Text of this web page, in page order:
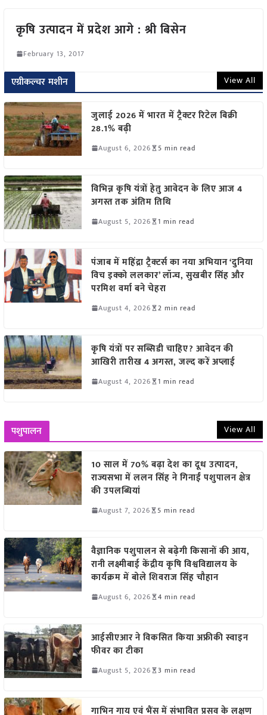
कृषि उत्पादन में प्रदेश आगे : श्री बिसेन
February 13, 2017
एग्रीकल्चर मशीन View All
जुलाई 2026 में भारत में ट्रैक्टर रिटेल बिक्री
28.1% बढ़ी
August 6, 2026 5 min read
विभिन्न कृषि यंत्रों हेतु आवेदन के लिए आज 4
अगस्त तक अंतिम तिथि
August 5, 2026 1 min read
पंजाब में महिंद्रा ट्रैक्टर्स का नया अभियान ‘दुनिया
विच इक्को ललकार’ लॉन्च, सुखबीर सिंह और
परमिश वर्मा बने चेहरा
August 4, 2026 2 min read
कृषि यंत्रों पर सब्सिडी चाहिए? आवेदन की
आखिरी तारीख 4 अगस्त, जल्द करें अप्लाई
August 4, 2026 1 min read
पशुपालन View All
10 साल में 70% बढ़ा देश का दूध उत्पादन,
राज्यसभा में ललन सिंह ने गिनाईं पशुपालन क्षेत्र
की उपलब्धियां
August 7, 2026 5 min read
वैज्ञानिक पशुपालन से बढ़ेगी किसानों की आय,
रानी लक्ष्मीबाई केंद्रीय कृषि विश्वविद्यालय के
कार्यक्रम में बोले शिवराज सिंह चौहान
August 6, 2026 4 min read
आईसीएआर ने विकसित किया अफ्रीकी स्वाइन
फीवर का टीका
August 5, 2026 3 min read
गाभिन गाय एवं भैंस में संभावित प्रसव के लक्षण